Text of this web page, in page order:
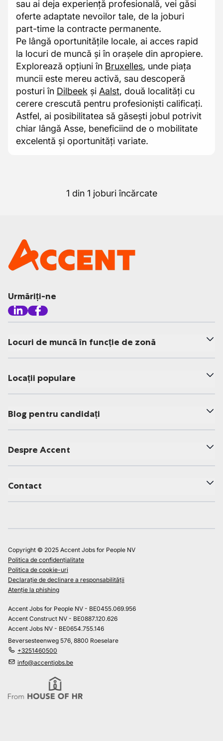
sau ai deja experiență profesională, vei găsi
oferte adaptate nevoilor tale, de la joburi
part-time la contracte permanente.
Pe lângă oportunitățile locale, ai acces rapid
la locuri de muncă și în orașele din apropiere.
Explorează opțiuni în Bruxelles, unde piața
muncii este mereu activă, sau descoperă
posturi în Dilbeek și Aalst, două localități cu
cerere crescută pentru profesioniști calificați.
Astfel, ai posibilitatea să găsești jobul potrivit
chiar lângă Asse, beneficiind de o mobilitate
excelentă și oportunități variate.
1 din 1 joburi încărcate
Urmăriți-ne
Locuri de muncă în funcție de zonă
Locații populare
Blog pentru candidați
Despre Accent
Contact
Copyright © 2025 Accent Jobs for People NV
Politica de confidențialitate
Politica de cookie-uri
Declarație de declinare a responsabilității
Atenție la phishing
Accent Jobs for People NV - BE0455.069.956
Accent Construct NV - BE0887.120.626
Accent Jobs NV - BE0654.755.146
Beversesteenweg 576, 8800 Roeselare
+3251460500
info@accentjobs.be